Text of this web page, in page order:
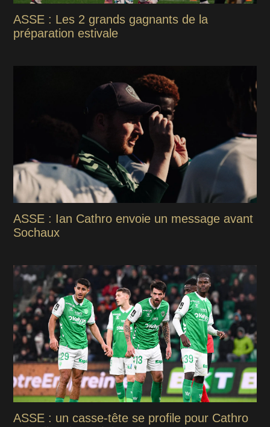
ASSE : Les 2 grands gagnants de la
préparation estivale
ASSE : Ian Cathro envoie un message avant
Sochaux
ASSE : un casse-tête se profile pour Cathro